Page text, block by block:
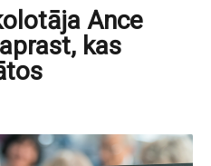
Ance
kas